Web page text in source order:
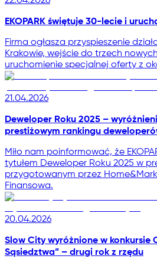
EKOPARK świętuje 30-lecie i
Firma ogłasza przyspieszenie
Krakowie, wejście do trzech
uruchomienie specjalnej oferty z
21.04.2026
Deweloper Roku 2025 –
prestiżowym rankingu
Miło nam poinformować, że
tytułem Deweloper Roku 2025 w
przygotowanym przez
Finansowa.
20.04.2026
Slow City wyróżnione w konkursie
Sąsiedztwa” – drugi rok z rzędu